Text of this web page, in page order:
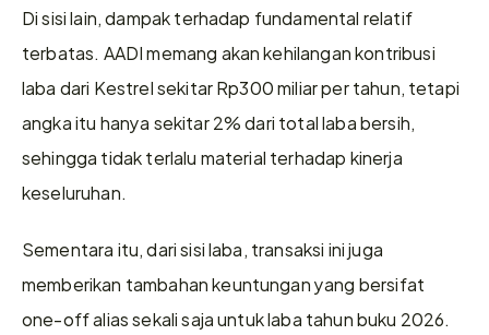
Di sisi lain, dampak terhadap fundamental relatif
terbatas. AADI memang akan kehilangan kontribusi
laba dari Kestrel sekitar Rp300 miliar per tahun, tetapi
angka itu hanya sekitar 2% dari total laba bersih,
sehingga tidak terlalu material terhadap kinerja
keseluruhan.
Sementara itu, dari sisi laba, transaksi ini juga
memberikan tambahan keuntungan yang bersifat
one-off alias sekali saja untuk laba tahun buku 2026.